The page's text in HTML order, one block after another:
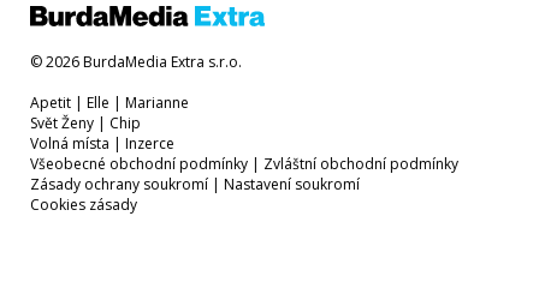
© 2026 BurdaMedia Extra s.r.o.
Apetit | Elle | Marianne
Svět Ženy | Chip
Volná místa | Inzerce
Všeobecné obchodní podmínky | Zvláštní obchodní podmínky
Zásady ochrany soukromí | Nastavení soukromí
Cookies zásady